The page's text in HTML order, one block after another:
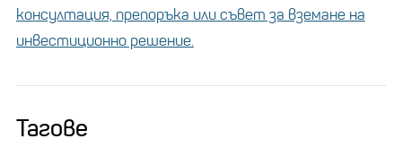
консултация, препоръка или съвет за вземане на
инвестиционно решение.
Тагове